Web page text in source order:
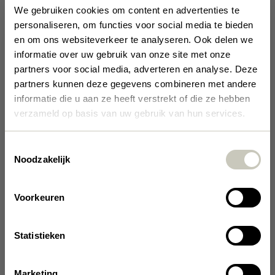
We gebruiken cookies om content en advertenties te
personaliseren, om functies voor social media te bieden
en om ons websiteverkeer te analyseren. Ook delen we
informatie over uw gebruik van onze site met onze
partners voor social media, adverteren en analyse. Deze
partners kunnen deze gegevens combineren met andere
informatie die u aan ze heeft verstrekt of die ze hebben
verzameld op basis van uw gebruik van hun services.
Noodzakelijk
Voorkeuren
Statistieken
90,83
En rupture de stock
Découvrez Pico, notre étalage de vin. Que votre collection de vins
soit grande ou petite, Pico apportera sans aucun doute une valeur
ajoutée à votre intérieur. Le design robuste vous permet de combiner
et empiler les casiers à vin de Pico à l'infini. Ce support est
disponible en cuivre, noir ou laiton pour 3, 6, 9 ou 15 bouteilles. Si
Dimensions 30 × 18 × 26 cm
Be the first
to know